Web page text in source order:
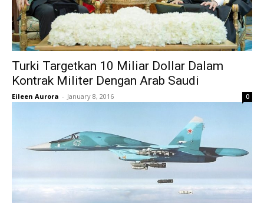
Turki Targetkan 10 Miliar Dollar Dalam
Kontrak Militer Dengan Arab Saudi
Eileen Aurora - January 8, 2016 0